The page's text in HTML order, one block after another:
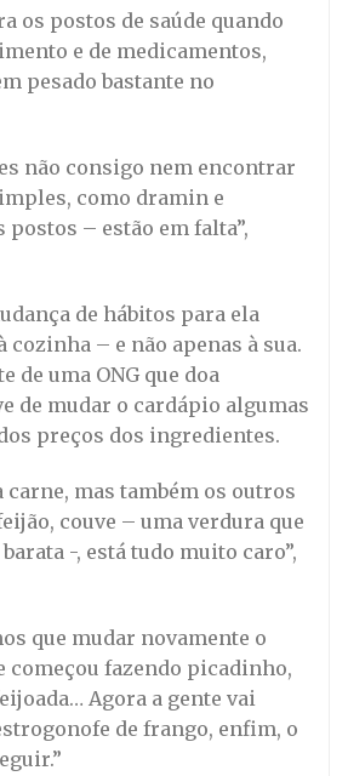
os postos de saúde quando
e de medicamentos,
pesado bastante no
não consigo nem encontrar
como dramin e
– estão em falta”,
de hábitos para ela
cozinha – e não apenas à sua.
de uma ONG que doa
de mudar o cardápio algumas
preços dos ingredientes.
mas também os outros
couve – uma verdura que
-, está tudo muito caro”,
que mudar novamente o
começou fazendo picadinho,
Agora a gente vai
de frango, enfim, o